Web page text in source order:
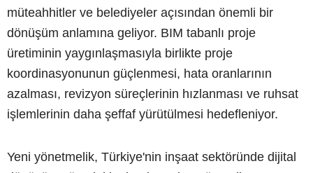
müteahhitler ve belediyeler açısından önemli bir
dönüşüm anlamına geliyor. BIM tabanlı proje
üretiminin yaygınlaşmasıyla birlikte proje
koordinasyonunun güçlenmesi, hata oranlarının
azalması, revizyon süreçlerinin hızlanması ve ruhsat
işlemlerinin daha şeffaf yürütülmesi hedefleniyor.
Yeni yönetmelik, Türkiye'nin inşaat sektöründe dijital